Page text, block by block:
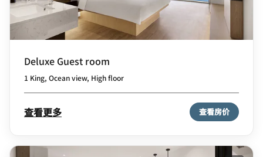
Deluxe Guest room
1 King, Ocean view, High floor
查看更多 查看房价